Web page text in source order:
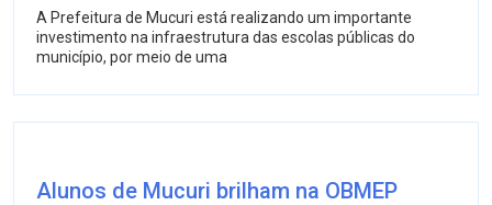
A Prefeitura de Mucuri está realizando um importante
investimento na infraestrutura das escolas públicas do
município, por meio de uma
Alunos de Mucuri brilham na OBMEP